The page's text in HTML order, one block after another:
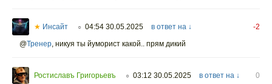
★ Инсайт ○ 04:54 30.05.2025 в ответ на ↓
-2
@Тренер никуя ты йуморист какой.. прям дикий
Ростиславъ Григорьевъ ○ 03:12 30.05.2025 в ответ на ↓
0